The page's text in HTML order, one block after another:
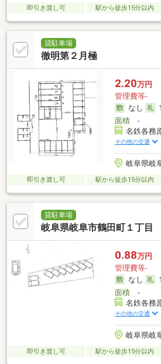
即引き渡し可 駅から徒歩15分以内
貸駐車場
徹明第２月極
2.20万円
管理費等-
なし
面積-
名鉄各務
その他の交通
岐阜県岐
即引き渡し可 駅から徒歩15分以内
貸駐車場
岐阜県岐阜市鶴田町１丁目
0.88万円
管理費等-
なし
面積-
名鉄各務
その他の交通
岐阜県岐
即引き渡し可 駅から徒歩15分以内